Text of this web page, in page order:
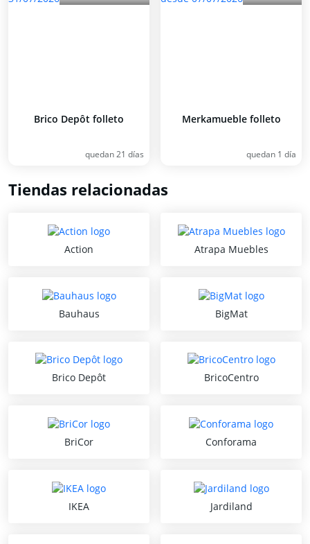
Brico Depôt folleto
quedan 21 días
Merkamueble folleto
quedan 1 día
Tiendas relacionadas
Action Atrapa Muebles
Bauhaus BigMat
Brico Depôt BricoCentro
BriCor Conforama
IKEA Jardiland